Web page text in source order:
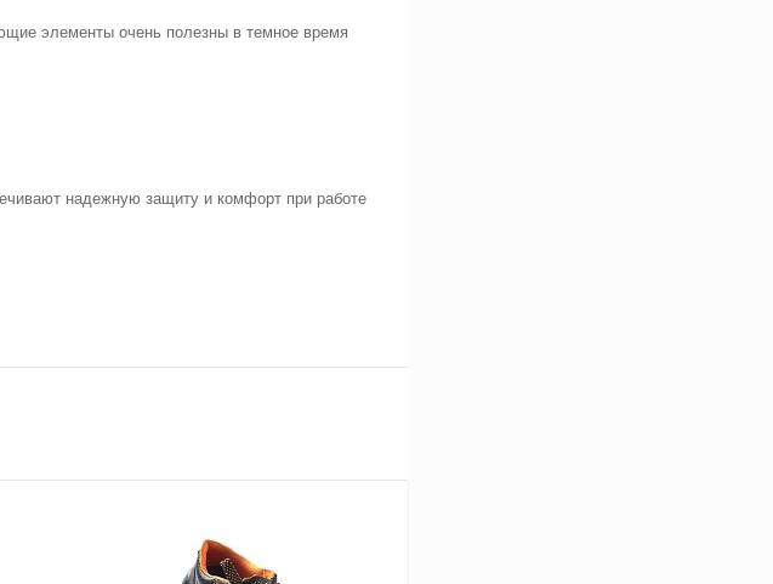
элементы очень полезны в темное время
надежную защиту и комфорт при работе